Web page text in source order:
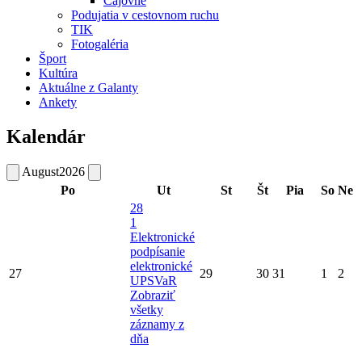
Podujatia v cestovnom ruchu
TIK
Fotogaléria
Šport
Kultúra
Aktuálne z Galanty
Ankety
Kalendár
August2026
Po
Ut St Št Pia So Ne
27
28
1
Elektronické
podpísanie
elektronické
UPSVaR
Zobraziť
všetky
záznamy z
dňa
29 30 31 1 2